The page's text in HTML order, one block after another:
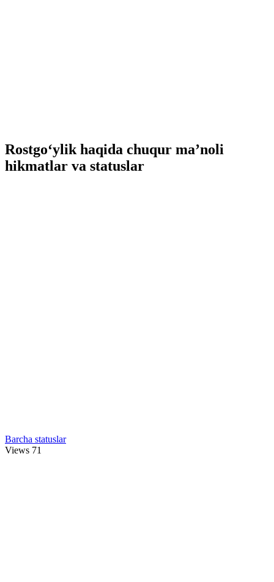
Rostgo‘ylik haqida chuqur ma’noli
hikmatlar va statuslar
Barcha statuslar
Views 71